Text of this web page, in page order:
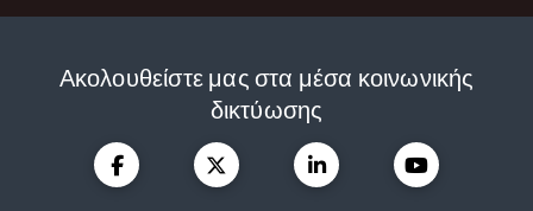
Ακολουθείστε μας στα μέσα κοινωνικής
δικτύωσης